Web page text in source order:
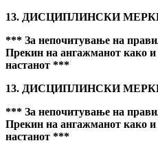
13. ДИСЦИПЛИНСКИ
*** За непочитување на
Прекин на ангажманот како и
настанот ***
13. ДИСЦИПЛИНСКИ
*** За непочитување на
Прекин на ангажманот како и
настанот ***